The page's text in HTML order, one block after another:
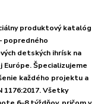
produktový katalóg
popredného
detských ihrísk na
Európe. Špecializujeme
každého projektu a
1176:2017. Všetky